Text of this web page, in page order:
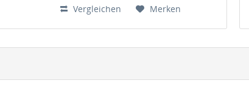
Vergleichen Merken